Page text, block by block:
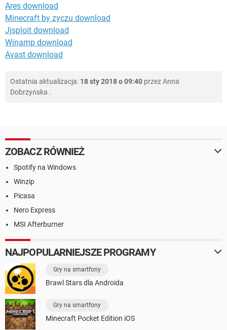
Ares download
Minecraft by zyczu download
Jjsploit download
Winamp download
Avast download
Ostatnia aktualizacja: 18 sty 2018 o 09:40 przezAnna
Dobrzyńska .
ZOBACZ RÓWNIEŻ
Spotify na Windows
Winzip
Picasa
Nero Express
MSI Afterburner
NAJPOPULARNIEJSZE PROGRAMY
Gry na smartfony
Brawl Stars dla Androida
Gry na smartfony
Minecraft Pocket Edition iOS